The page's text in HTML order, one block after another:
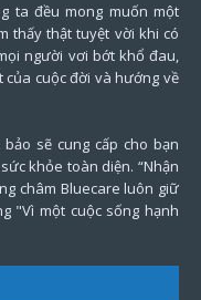
ta đều mong muốn một
thấy thật tuyệt vời khi có
người vơi bớt khổ đau,
cuộc đời và hướng về
sẽ cung cấp cho bạn
khỏe toàn diện. “Nhận
châm Bluecare luôn giữ
"Vì một cuộc sống hạnh